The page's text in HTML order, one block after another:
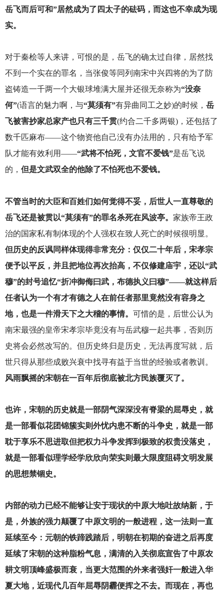
岳飞而后可和”居然成为了四太子的砝码，而这也不幸成为现
实。
对于秦桧等人来讲，可恨的是，岳飞的确太过自律，居然找
不到一个实在的罪名，当张俊等同列南宋中兴四将的为了防
盗铸造一千两一个大银球堆满大屋并还很无奈称为“没奈
何”(语言的魅力啊，与“莫须有”有异曲同工之妙)的时候， 岳
飞被害抄家总家产也只有三千贯(约合二千多两银)，还包括了
数千匹麻布——这个物资他自己没有办法用的，只有给予军
队才能有效利用——“武将不怕死，文官不爱钱”是岳飞说
的， 但是文武双全的他除了不怕死也不爱钱。
不管当时的大臣和百姓们如何觉得不妥，后世人一直尊敬的
岳飞还是被贯以“莫须有”的罪名杀死在风波亭。 家族帝王政
治的国家私有制体现的个人强权在致人死亡的时候很明显。
但历史的反讽同样体现得非常充分：仅仅二十年后，宋孝宗
便予以平反，并且把地位再次抬高，不仅修建庙宇，还以“武
穆”的封号追忆“折冲御侮曰武，布德执义曰穆”——就这样后
任者认为一个有才有德之人在前任者那里竟然没有容身之
地，也是一件滑天下之大稽的事情。 可惜的是，后世公认为
南宋最强的皇帝宋孝宗毕竟没有与岳武穆一起共事，否则历
史将会必然改写的。但历史终归是历史，无法再度写就，后
世只得从那些成败兴衰中找寻有益于当世的经验或者教训。
风雨飘摇的宋朝在一百年后彻底被北方民族覆灭了。
也许，宋朝的历史就是一部阴气深深没有脊梁的屈辱史，就
是一部看似花团锦簇实则外忧内患不断的斗争史，就是一部
耽于享乐不思进取但把权力斗争发挥到极致的权贵没落史，
就是一部看似理学经学欣欣向荣实则最大限度阻碍文明发展
的思想禁锢史。
内部的动力已经不能够让安于现状的中原大地吐故纳新，于
是，外族的强力颠覆了中原文明的一般进程，这一法则一直
延续至今：元朝的铁蹄践踏后，明朝在初期的奋进之后再度
延续了宋朝的这种脂粉气息，满清的入关彻底宣告了中原农
耕文明顶峰盛极而衰，当更大范围的外来者强奸一般进入华
夏大地，近现代几百年屈辱阴霾便挥之不去。而现在，再也